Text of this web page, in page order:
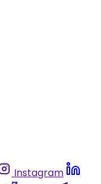
Instagram